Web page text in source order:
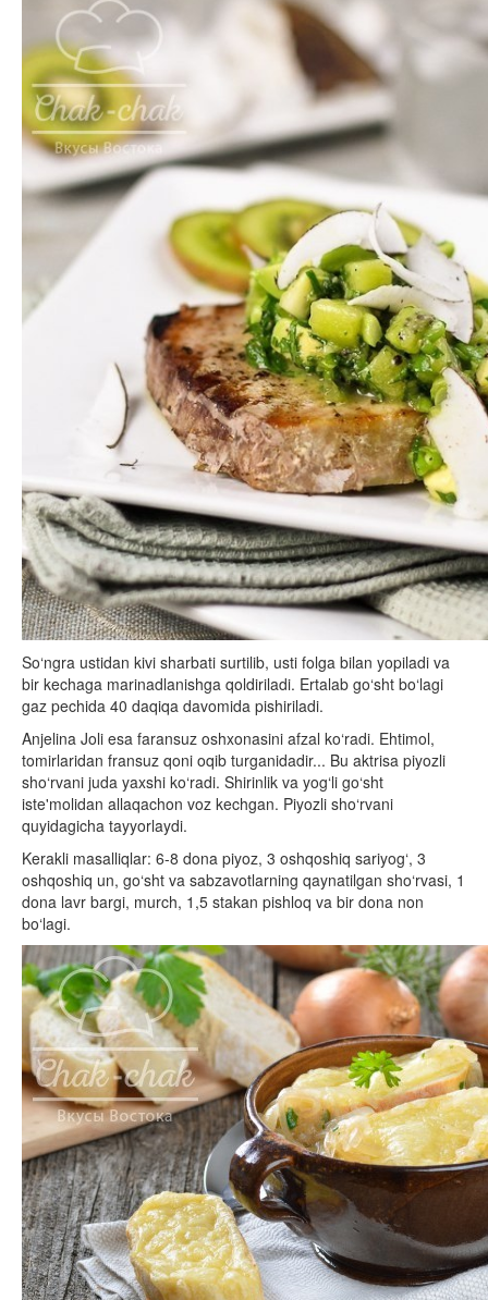
So‘ngra ustidan kivi sharbati surtilib, usti folga bilan yopiladi va
bir kechaga marinadlanishga qoldiriladi. Ertalab go‘sht bo‘lagi
gaz pechida 40 daqiqa davomida pishiriladi.
Anjelina Joli esa faransuz oshxonasini afzal ko‘radi. Ehtimol,
tomirlaridan fransuz qoni oqib turganidadir... Bu aktrisa piyozli
sho‘rvani juda yaxshi ko‘radi. Shirinlik va yog‘li go‘sht
iste'molidan allaqachon voz kechgan. Piyozli sho‘rvani
quyidagicha tayyorlaydi.
Kerakli masalliqlar: 6-8 dona piyoz, 3 oshqoshiq sariyog‘, 3
oshqoshiq un, go‘sht va sabzavotlarning qaynatilgan sho‘rvasi, 1
dona lavr bargi, murch, 1,5 stakan pishloq va bir dona non
bo‘lagi.